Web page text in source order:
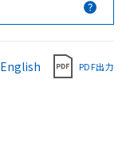
English PDF出力